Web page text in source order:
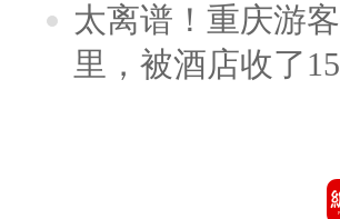
太离谱！重庆游
里，被酒店收了